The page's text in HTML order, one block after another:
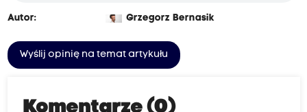
Autor: Grzegorz Bernasik
Wyślij opinię na temat artykułu
Komentarze (0)